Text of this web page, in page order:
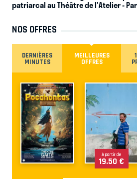
patriarcal au Théâtre de l'Atelier-
NOS OFFRES
DERNIÈRES
MINUTES
MEILLEURES
OFFRES
À partir de
19.50 €